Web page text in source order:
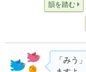
韻を踏む
「みう